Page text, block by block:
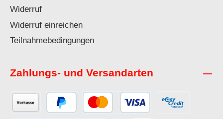
Widerruf
Widerruf einreichen
Teilnahmebedingungen
Zahlungs- und Versandarten